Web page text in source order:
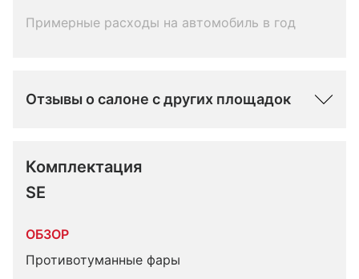
Примерные расходы на автомобиль в год
Отзывы о салоне с других площадок
Комплектация
SE
ОБЗОР
Противотуманные фары